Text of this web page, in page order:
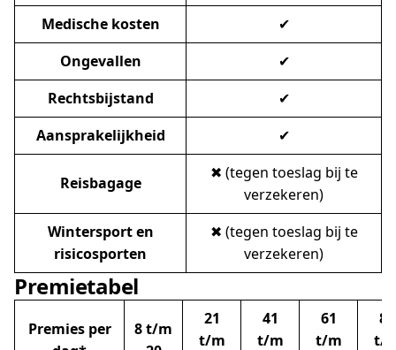
Medische kosten
✔
Ongevallen
✔
Rechtsbijstand
✔
Aansprakelijkheid
✔
Reisbagage
✖ (tegen toeslag bij te
verzekeren)
Wintersport en
risicosporten
✖ (tegen toeslag bij te
verzekeren)
Premietabel
Premies per
8 t/m
21
t/m
41
t/m
61
t/m
81
t/